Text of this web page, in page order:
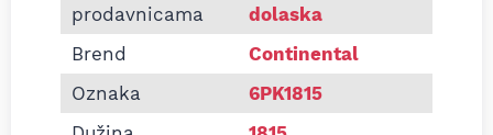
prodavnicama
dolaska
Brend
Continental
Oznaka
6PK1815